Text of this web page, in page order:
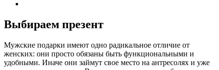
Выбираем презент
Мужские подарки имеют одно радикальное отличие от
женских: они просто обязаны быть функциональными и
удобными. Иначе они займут свое место на антресолях и уже